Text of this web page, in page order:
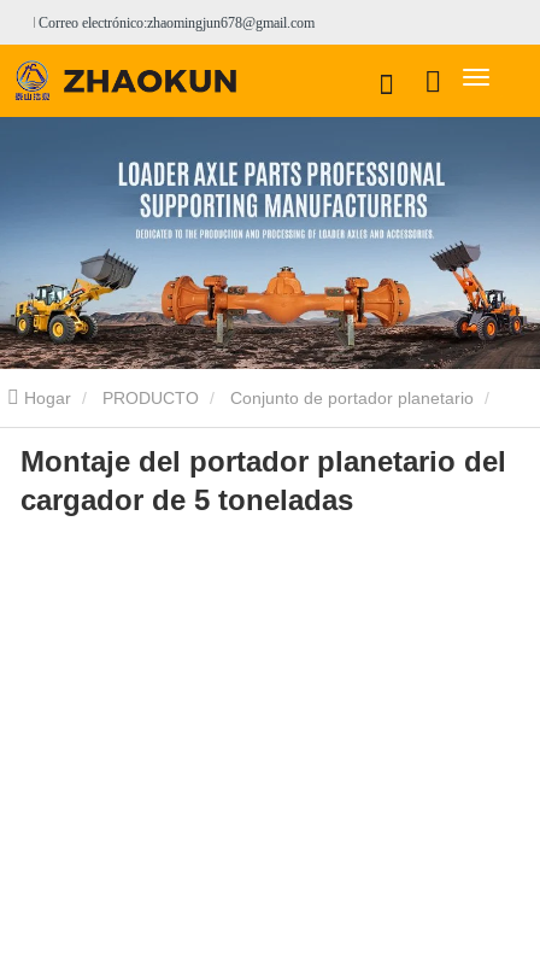
Correo electrónico:zhaomingjun678@gmail.com
Hogar PRODUCTO Conjunto de portador planetario
Conjunto de portador planetario ENSIGN Montaje del portador
planetario del cargador de 5 toneladas
Montaje del portador planetario del
cargador de 5 toneladas